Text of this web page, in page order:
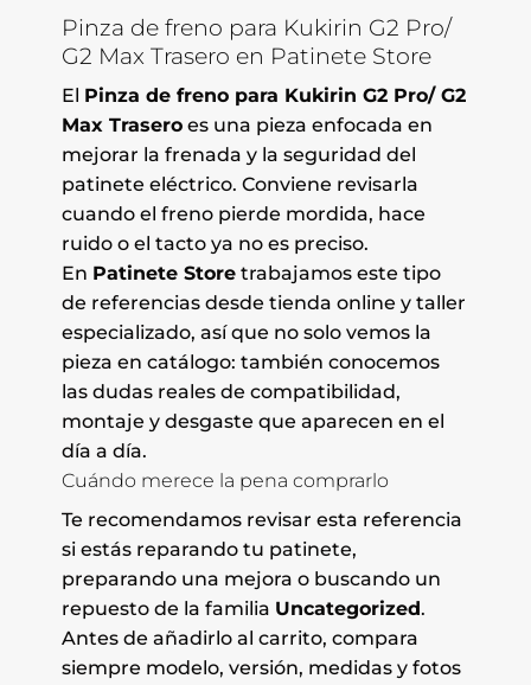
Pinza de freno para Kukirin G2 Pro/
G2 Max Trasero en Patinete Store
El Pinza de freno para Kukirin G2 Pro/ G2
Max Traseroes una pieza enfocada en
mejorar la frenada y la seguridad del
patinete eléctrico. Conviene revisarla
cuando el freno pierde mordida, hace
ruido o el tacto ya no es preciso.
En Patinete Storetrabajamos este tipo
de referencias desde tienda online y taller
especializado, así que no solo vemos la
pieza en catálogo: también conocemos
las dudas reales de compatibilidad,
montaje y desgaste que aparecen en el
día a día.
Cuándo merece la pena comprarlo
Te recomendamos revisar esta referencia
si estás reparando tu patinete,
preparando una mejora o buscando un
repuesto de la familia Uncategorized.
Antes de añadirlo al carrito, compara
siempre modelo, versión, medidas y fotos